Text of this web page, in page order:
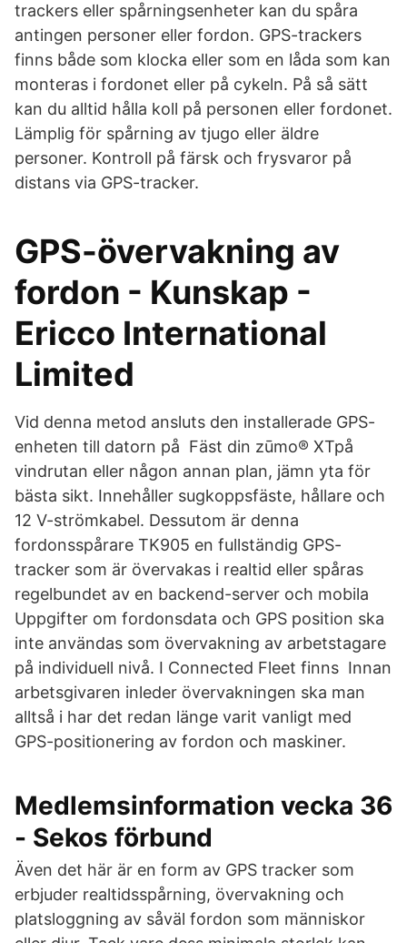
trackers eller spårningsenheter kan du spåra
antingen personer eller fordon. GPS-trackers
finns både som klocka eller som en låda som kan
monteras i fordonet eller på cykeln. På så sätt
kan du alltid hålla koll på personen eller fordonet.
Lämplig för spårning av tjugo eller äldre
personer. Kontroll på färsk och frysvaror på
distans via GPS-tracker.
GPS-övervakning av
fordon - Kunskap -
Ericco International
Limited
Vid denna metod ansluts den installerade GPS-
enheten till datorn på Fäst din zūmo® XTpå
vindrutan eller någon annan plan, jämn yta för
bästa sikt. Innehåller sugkoppsfäste, hållare och
12 V-strömkabel. Dessutom är denna
fordonsspårare TK905 en fullständig GPS-
tracker som är övervakas i realtid eller spåras
regelbundet av en backend-server och mobila
Uppgifter om fordonsdata och GPS position ska
inte användas som övervakning av arbetstagare
på individuell nivå. I Connected Fleet finns Innan
arbetsgivaren inleder övervakningen ska man
alltså i har det redan länge varit vanligt med
GPS-positionering av fordon och maskiner.
Medlemsinformation vecka 36
- Sekos förbund
Även det här är en form av GPS tracker som
erbjuder realtidsspårning, övervakning och
platsloggning av såväl fordon som människor